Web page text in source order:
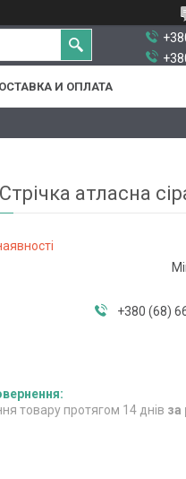
И ОПЛАТА
Стрічка атласна
+380 (68)
товару протягом 14 днів за